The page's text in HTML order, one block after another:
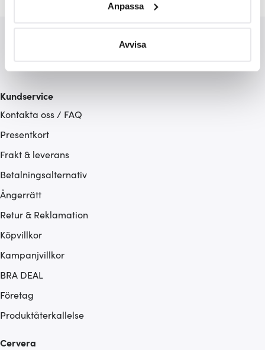
Ta reda på mer om hur dina personliga uppgifter
Du kan ändra eller dra tillbaka ditt samtycke när som
ska anpassas efter det som vi tror att du tycker om. Det
gör också att vi kan analysera vår trafik och göra
som du vill dela med dig av.
Anpassa
Avvisa
Kundservice
Kontakta oss / FAQ
Presentkort
Frakt & leverans
Betalningsalternativ
Ångerrätt
Retur & Reklamation
Köpvillkor
Kampanjvillkor
BRA DEAL
Företag
Produktåterkallelse
Cervera